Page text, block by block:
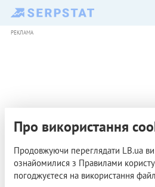
РЕКЛАМА
Про використання
Продовжуючи переглядати LB.ua
ознайомилися з Правилами
погоджуєтеся на використання